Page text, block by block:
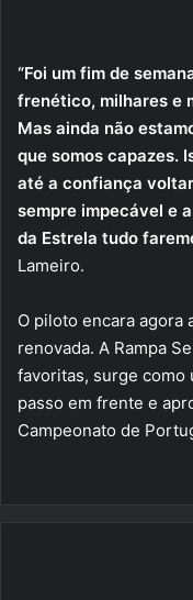
“Foi um fim de
frenético, milhares e
Mas ainda não
que somos capazes.
até a confiança
sempre impecável e
da Estrela tudo
Lameiro.
O piloto encara agora
renovada. A Rampa
favoritas, surge como
passo em frente e
Campeonato de